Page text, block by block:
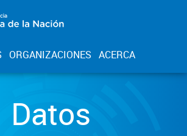
ORGANIZACIONES ACERCA
Datos